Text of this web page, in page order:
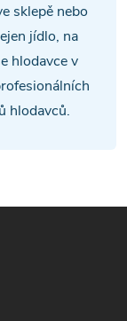
sklepě nebo
jídlo, na
hlodavce v
hlodavců.